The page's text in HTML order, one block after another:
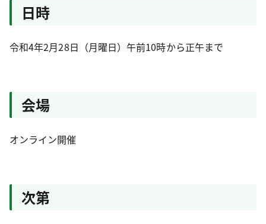
日時
令和4年2月28日（月曜日）午前10時から正午まで
会場
オンライン開催
次第